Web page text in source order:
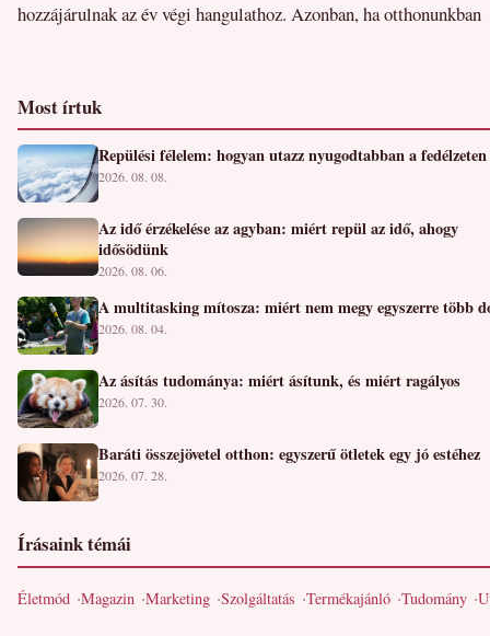
hozzájárulnak az év végi hangulathoz. Azonban, ha otthonunkban
Most írtuk
Repülési félelem: hogyan utazz nyugodtabban a fedélzeten
2026. 08. 08.
Az idő érzékelése az agyban: miért repül az idő, ahogy
idősödünk
2026. 08. 06.
A multitasking mítosza: miért nem megy egyszerre több
2026. 08. 04.
Az ásítás tudománya: miért ásítunk, és miért ragályos
2026. 07. 30.
Baráti összejövetel otthon: egyszerű ötletek egy jó estéhez
2026. 07. 28.
Írásaink témái
Életmód Magazin Marketing Szolgáltatás Termékajánló Tudomány